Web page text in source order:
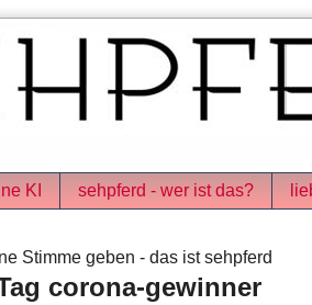
KI sehpferd - wer ist das?
Stimme geben - das ist sehpferd
corona-gewinner